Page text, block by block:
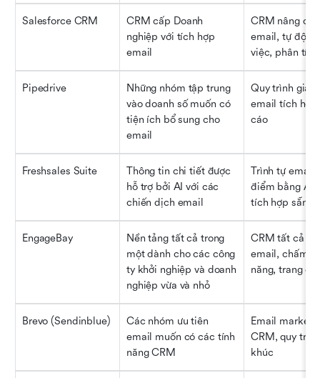
Salesforce CRM
CRM cấp Doanh
nghiệp với tích hợp
email
CRM nâng
email, tự động
việc, phân tích
Pipedrive
Những nhóm tập trung
vào doanh số muốn có
tiện ích bổ sung cho
email
Quy trình
email tích
cáo
Freshsales Suite
Thông tin chi tiết được
hỗ trợ bởi AI với các
chiến dịch email
Trình tự
điểm bằng AI,
tích hợp sẵn
EngageBay
Nền tảng tất cả trong
một dành cho các công
ty khởi nghiệp và doanh
nghiệp vừa và nhỏ
CRM tất cả
email, chấm
năng, trang
Brevo (Sendinblue)
Các nhóm ưu tiên
email muốn có các tính
năng CRM
Email
CRM, quy
khúc